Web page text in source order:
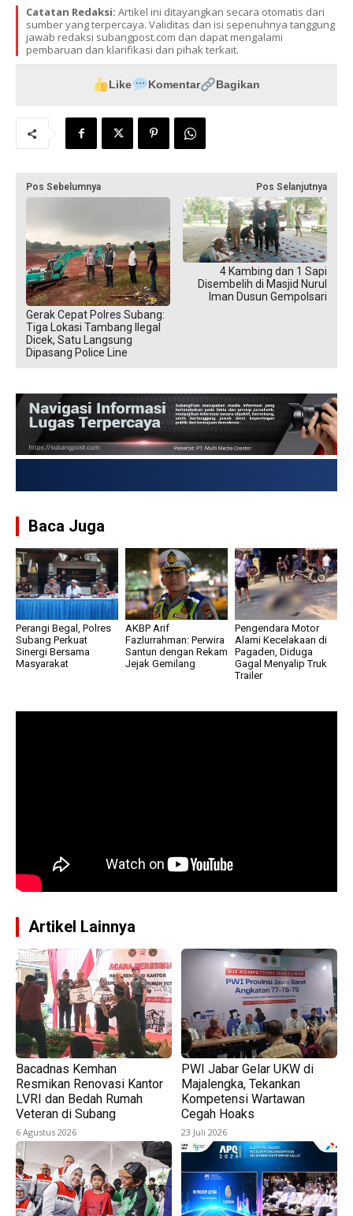
Catatan Redaksi: Artikel ini ditayangkan secara otomatis dari
sumber yang terpercaya. Validitas dan isi sepenuhnya tanggung
jawab redaksi subangpost.com dan dapat mengalami
pembaruan dan klarifikasi dari pihak terkait.
Like Komentar Bagikan
Pos Sebelumnya
Gerak Cepat Polres Subang:
Tiga Lokasi Tambang Ilegal
Dicek, Satu Langsung
Dipasang Police Line
Pos Selanjutnya
4 Kambing dan 1 Sapi
Disembelih di Masjid Nurul
Iman Dusun Gempolsari
Baca Juga
Perangi Begal, Polres
Subang Perkuat
Sinergi Bersama
Masyarakat
AKBP Arif
Fazlurrahman: Perwira
Santun dengan Rekam
Jejak Gemilang
Pengendara Motor
Alami Kecelakaan di
Pagaden, Diduga
Gagal Menyalip Truk
Trailer
Artikel Lainnya
Bacadnas Kemhan
Resmikan Renovasi Kantor
LVRI dan Bedah Rumah
Veteran di Subang
6 Agustus 2026
PWI Jabar Gelar UKW di
Majalengka, Tekankan
Kompetensi Wartawan
Cegah Hoaks
23 Juli 2026